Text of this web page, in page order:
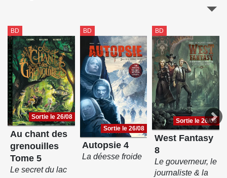
BD
Sortie le 26/08
Au chant des
grenouilles
Tome 5
Le secret du lac
BD
Sortie le 26/08
Autopsie 4
La déesse froide
BD
Sortie le 26/08
West Fantasy
8
Le gouverneur, le
journaliste & la